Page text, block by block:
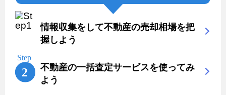
情報収集をして不動産の売却相場を把
握しよう
不動産の一括査定サービスを使ってみ
よう